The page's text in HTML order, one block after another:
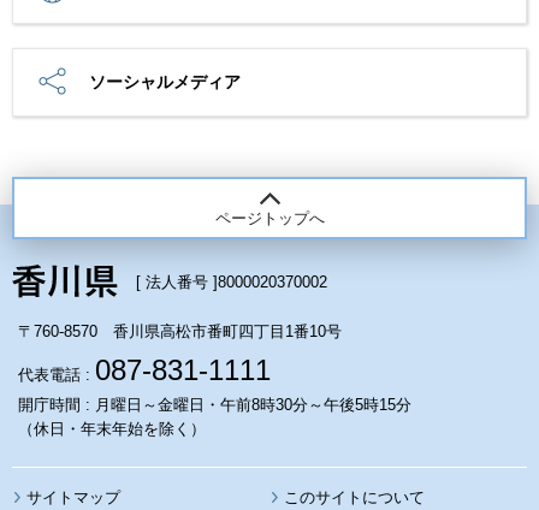
ソーシャルメディア
ページトップへ
[ 法人番号 ]8000020370002
〒760-8570 香川県高松市番町四丁目1番10号
代表電話 : 087-831-1111
開庁時間 : 月曜日～金曜日・午前8時30分～午後5時15分
（休日・年末年始を除く）
サイトマップ このサイトについて